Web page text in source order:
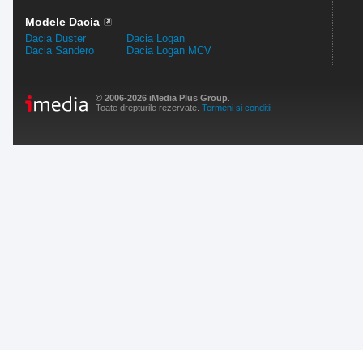
Modele Dacia
Dacia Duster
Dacia Sandero
Dacia Logan
Dacia Logan MCV
© 2006-2026 iMedia Plus Group
Toate drepturile rezervate. Termeni si conditii